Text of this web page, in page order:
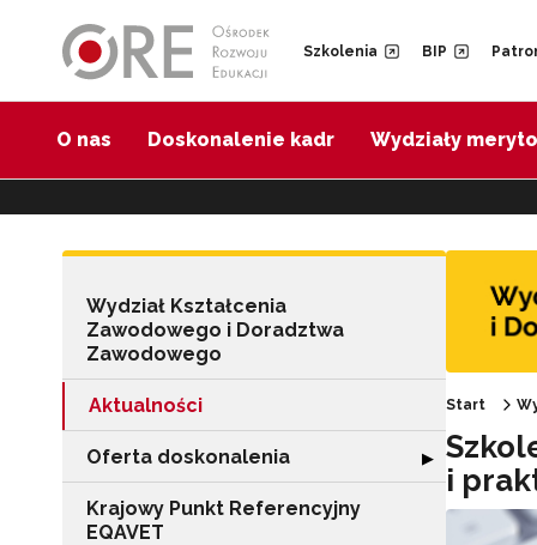
Szkolenia BIP
O nas Doskonalenie kadr Wydziały
Wydział Kształcenia
Zawodowego i Doradztwa
Zawodowego
Aktualności
Oferta doskonalenia Rozwiń sekcję
▶
Krajowy Punkt Referencyjny
EQAVET
Start
i